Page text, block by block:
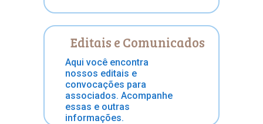
Editais e Comunicados
Aqui você encontra
nossos editais e
convocações para
associados. Acompanhe
essas e outras
informações.